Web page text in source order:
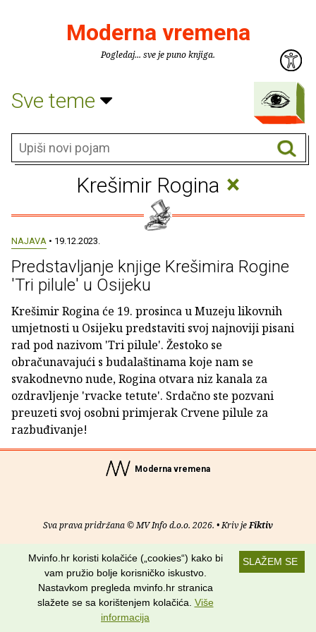
Moderna vremena
Pogledaj... sve je puno knjiga.
Sve teme
Krešimir Rogina ×
NAJAVA • 19.12.2023.
Predstavljanje knjige Krešimira Rogine
'Tri pilule' u Osijeku
Krešimir Rogina će 19. prosinca u Muzeju likovnih
umjetnosti u Osijeku predstaviti svoj najnoviji pisani
rad pod nazivom 'Tri pilule'. Žestoko se
obračunavajući s budalaštinama koje nam se
svakodnevno nude, Rogina otvara niz kanala za
ozdravljenje 'rvacke tetute'. Srdačno ste pozvani
preuzeti svoj osobni primjerak Crvene pilule za
razbuđivanje!
Moderna vremena
Sva prava pridržana © MV Info d.o.o. 2026. • Kriv jeFiktiv
O nama • Pomoć• Uvjeti korištenja• RSS kanali
Potraži nas na:
SLAŽEM SE
Mvinfo.hr koristi kolačiće („cookies“) kako bi
vam pružio bolje korisničko iskustvo.
Nastavkom pregleda mvinfo.hr stranica
slažete se sa korištenjem kolačića. Više
informacija